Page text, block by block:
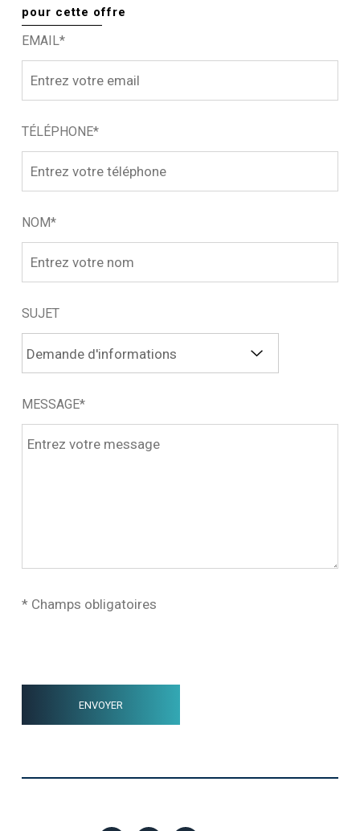
pour cette offre
EMAIL*
TÉLÉPHONE*
NOM*
SUJET
MESSAGE*
* Champs obligatoires